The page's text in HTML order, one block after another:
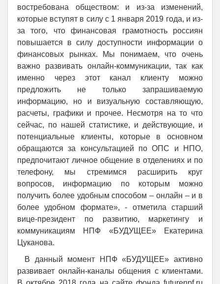
востребована обществом: и из-за изменений,
которые вступят в силу с 1 января 2019 года, и из-
за того, что финансовая грамотность россиян
повышается в силу доступности информации о
финансовых рынках. Мы понимаем, что очень
важно развивать онлайн-коммуникации, так как
именно через этот канал клиенту можно
предложить не только запрашиваемую
информацию, но и визуальную составляющую,
расчеты, графики и прочее. Несмотря на то что
сейчас, по нашей статистике, и действующие, и
потенциальные клиенты, которые в основном
обращаются за консультацией по ОПС и НПО,
предпочитают личное общение в отделениях и по
телефону, мы стремимся расширить круг
вопросов, информацию по которым можно
получить более удобным способом – онлайн – и в
более удобном формате», - отметила старший
вице-президент по развитию, маркетингу и
коммуникациям НПФ «БУДУЩЕЕ» Екатерина
Цуканова.
В данный момент НПФ «БУДУЩЕЕ» активно
развивает онлайн-каналы общения с клиентами.